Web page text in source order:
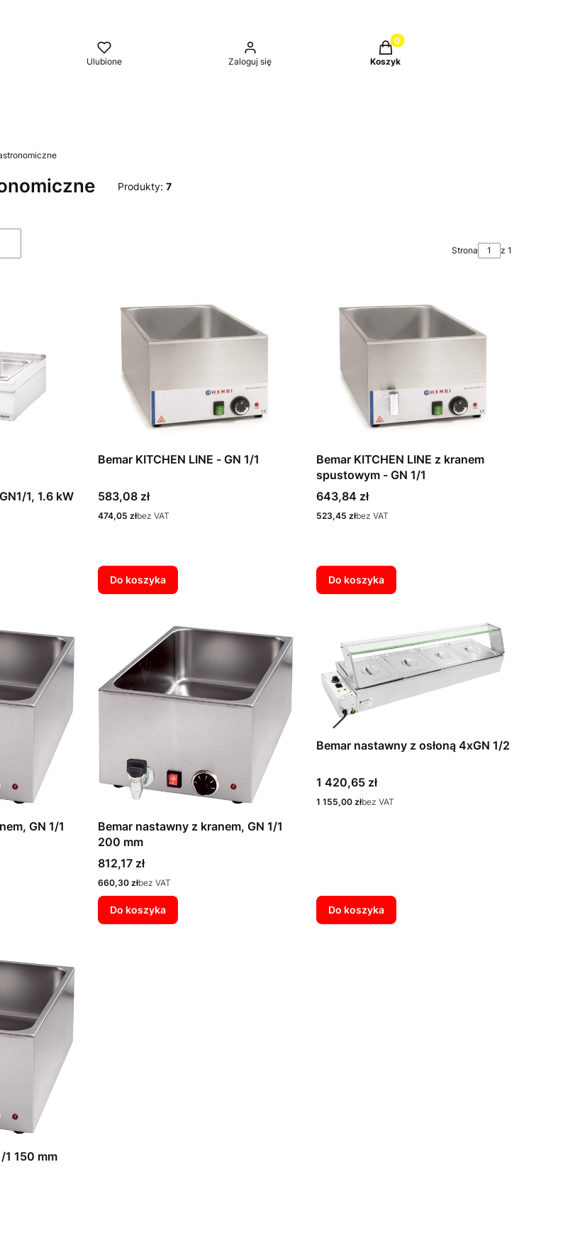
Ulubione Zaloguj się
Produkty w koszyku: 0. Zobacz
Koszyk
Produkty: 7
Strona z 1
1, 1.6 kW
Bemar KITCHEN LINE - GN 1/1
Cena
583,08 zł
Cena
474,05 złbez VAT
Do koszyka
Bemar KITCHEN LINE z kranem
spustowym - GN 1/1
Cena
643,84 zł
Cena
523,45 złbez VAT
Do koszyka
GN 1/1
Bemar nastawny z kranem, GN 1/1
200 mm
Cena
812,17 zł
Cena
660,30 złbez VAT
Do koszyka
Bemar nastawny z osłoną 4xGN 1/2
Cena
1 420,65 zł
Cena
1 155,00 złbez VAT
Do koszyka
1 150 mm